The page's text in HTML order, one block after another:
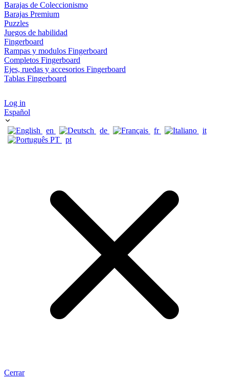
Barajas de Coleccionismo
Barajas Premium
Puzzles
Juegos de habilidad
Fingerboard
Rampas y modulos Fingerboard
Completos Fingerboard
Ejes, ruedas y accesorios Fingerboard
Tablas Fingerboard
Log in
Español
en de fr
it
pt
Cerrar